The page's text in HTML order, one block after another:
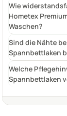
Wie
Hometex
Waschen?
Sind die Nähte
Spannbettlaken
Welche
Spannbettlaken